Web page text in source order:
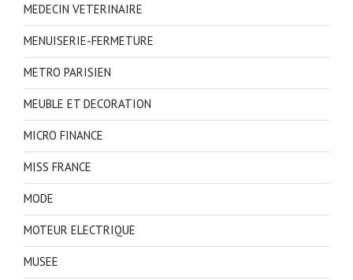
MEDECIN VETERINAIRE
MENUISERIE-FERMETURE
METRO PARISIEN
MEUBLE ET DECORATION
MICRO FINANCE
MISS FRANCE
MODE
MOTEUR ELECTRIQUE
MUSEE